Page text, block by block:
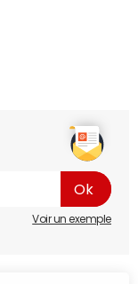
Voir un exemple